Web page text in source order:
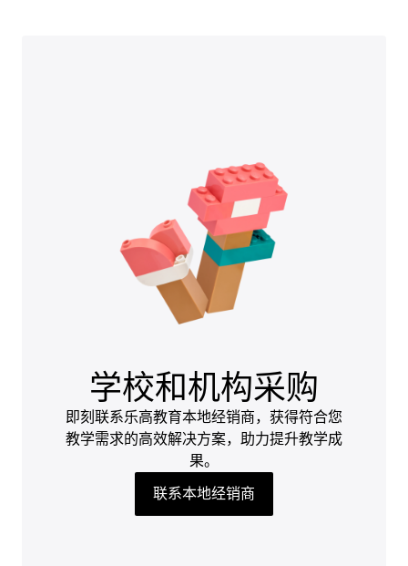
学校和机构采购
即刻联系乐高教育本地经销商，获得符合您
教学需求的高效解决方案，助力提升教学成
果。
联系本地经销商